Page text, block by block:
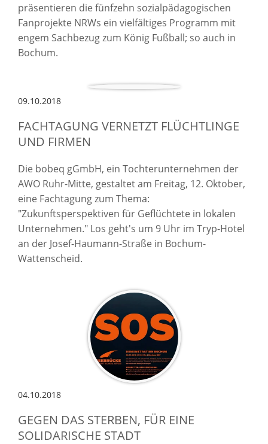
präsentieren die fünfzehn sozialpädagogischen
Fanprojekte NRWs ein vielfältiges Programm mit
engem Sachbezug zum König Fußball; so auch in
Bochum.
09.10.2018
FACHTAGUNG VERNETZT FLÜCHTLINGE
UND FIRMEN
Die bobeq gGmbH, ein Tochterunternehmen der
AWO Ruhr-Mitte, gestaltet am Freitag, 12. Oktober,
eine Fachtagung zum Thema:
"Zukunftsperspektiven für Geflüchtete in lokalen
Unternehmen." Los geht's um 9 Uhr im Tryp-Hotel
an der Josef-Haumann-Straße in Bochum-
Wattenscheid.
04.10.2018
GEGEN DAS STERBEN, FÜR EINE
SOLIDARISCHE STADT